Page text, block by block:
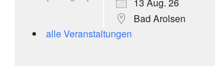
Bad Arolsen
alle Veranstaltungen